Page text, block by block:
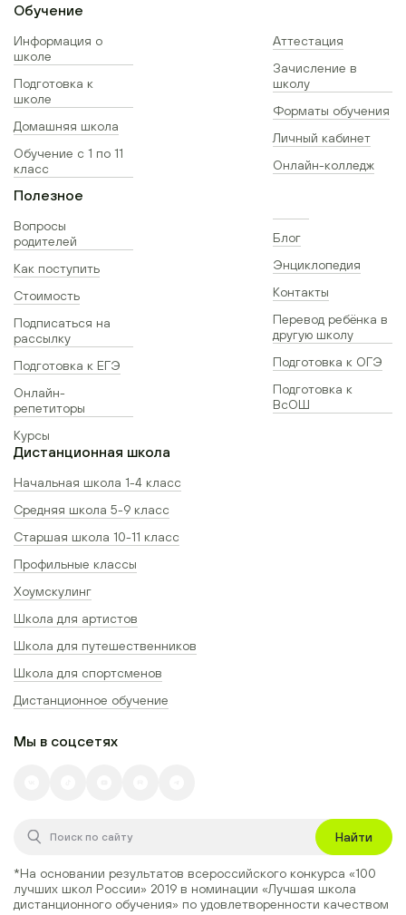
Обучение
Информация о
школе
Подготовка к
школе
Домашняя школа
Обучение с 1 по 11
класс
Аттестация
Зачисление в
школу
Форматы обучения
Личный кабинет
Онлайн-колледж
Полезное
Вопросы
родителей
Как поступить
Стоимость
Подписаться на
рассылку
Подготовка к ЕГЭ
Онлайн-
репетиторы
Курсы
Блог
Энциклопедия
Контакты
Перевод ребёнка в
другую школу
Подготовка к ОГЭ
Подготовка к
ВсОШ
Дистанционная школа
Начальная школа 1-4 класс
Средняя школа 5-9 класс
Старшая школа 10-11 класс
Профильные классы
Хоумскулинг
Школа для артистов
Школа для путешественников
Школа для спортсменов
Дистанционное обучение
Мы в соцсетях
Найти
*На основании результатов всероссийского конкурса «100
лучших школ России» 2019 в номинации «Лучшая школа
дистанционного обучения» по удовлетворенности качеством